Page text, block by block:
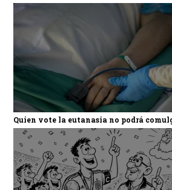
Quien vote la eutanasia no podrá